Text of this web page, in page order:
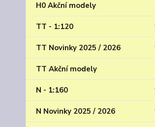
H0 Akční modely
TT - 1:120
TT Novinky 2025 / 2026
TT Akční modely
N - 1:160
N Novinky 2025 / 2026